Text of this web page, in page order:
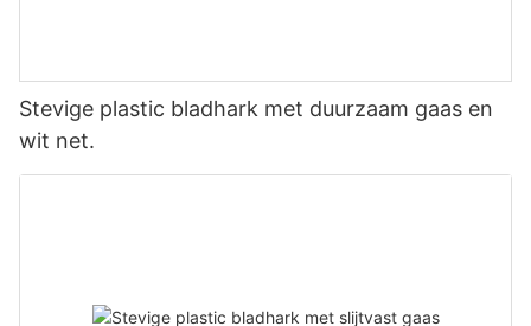
Stevige plastic bladhark met duurzaam gaas en
wit net.